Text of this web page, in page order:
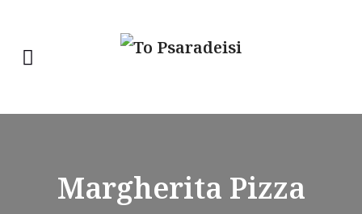
Margherita Pizza